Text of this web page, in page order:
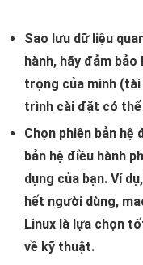
Sao lưu dữ liệu
hành, hãy đảm
trọng của mình (tài
trình cài đặt có
Chọn phiên bản hệ
bản hệ điều hành
dụng của bạn. Ví
hết người dùng,
Linux là lựa chọn
về kỹ thuật.